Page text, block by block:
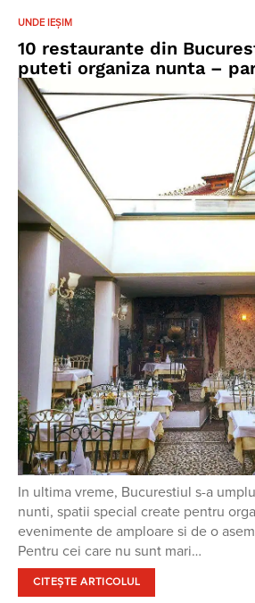
UNDE IEȘIM
10 restaurante din
puteti organiza nunta –
In ultima vreme, Bucurestiul s-a
nunti, spatii special create pentru
evenimente de amploare si de o
Pentru cei care nu sunt mari…
CITEȘTE ARTICOLUL